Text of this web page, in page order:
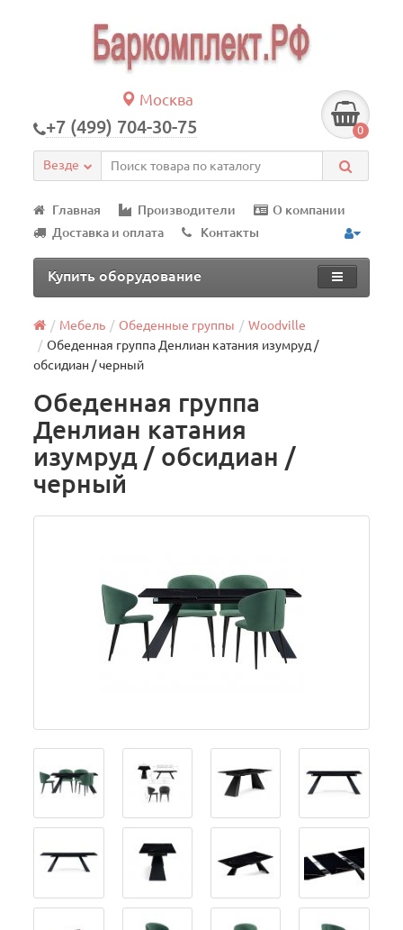
Москва
+7 (499) 704-30-75 0
Везде
Главная Производители
О компании
Доставка и оплата
Контакты
Купить оборудование
Мебель Обеденные группы
Woodville
Обеденная группа Денлиан катания изумруд /
обсидиан / черный
Обеденная группа
Денлиан катания
изумруд / обсидиан /
черный